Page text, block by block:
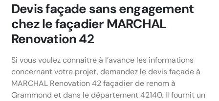
Devis façade sans engagement
chez le façadier MARCHAL
Renovation 42
Si vous voulez connaître à l’avance les informations
concernant votre projet, demandez le devis façade à
MARCHAL Renovation 42 façadier de renom à
Grammond et dans le département 42140. Il fournit un